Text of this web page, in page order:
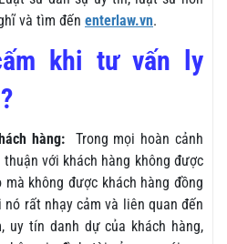
và tìm đến enterlaw.vn.
khi tư vấn ly
hàng:Trong mọi hoàn cảnh
với khách hàng không được
không được khách hàng đồng
rất nhạy cảm và liên quan đến
uy tín danh dự của khách hàng,